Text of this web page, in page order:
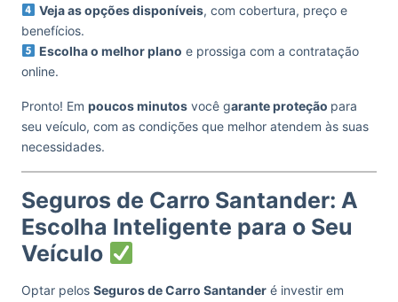
Veja as opções disponíveis, com cobertura, preço e
benefícios.
Escolha o melhor plano e prossiga com a contratação
online.
Pronto! Em poucos minutos você garante proteção para
seu veículo, com as condições que melhor atendem às suas
necessidades.
Seguros de Carro Santander: A
Escolha Inteligente para o Seu
Veículo
Optar pelos Seguros de Carro Santander é investir em